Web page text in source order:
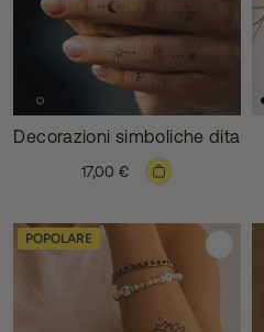
Decorazioni simboliche dita
17,00 €
POPOLARE